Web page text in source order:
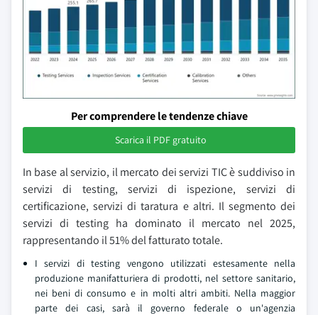
Per comprendere le tendenze chiave
Scarica il PDF gratuito
In base al servizio, il mercato dei servizi TIC è suddiviso in
servizi di testing, servizi di ispezione, servizi di
certificazione, servizi di taratura e altri. Il segmento dei
servizi di testing ha dominato il mercato nel 2025,
rappresentando il 51% del fatturato totale.
I servizi di testing vengono utilizzati estesamente nella
produzione manifatturiera di prodotti, nel settore sanitario,
nei beni di consumo e in molti altri ambiti. Nella maggior
parte dei casi, sarà il governo federale o un'agenzia